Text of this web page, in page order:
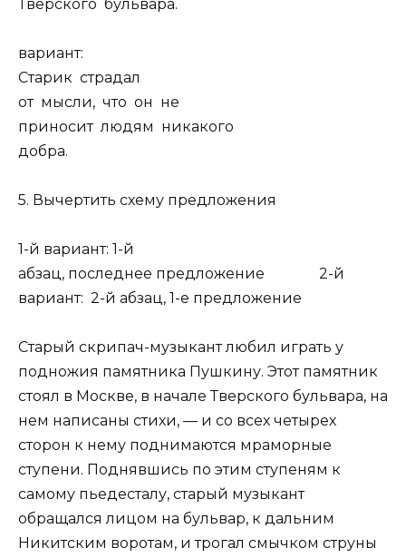
Тверского бульвара.
вариант:
Старик страдал
от мысли, что он не
приносит людям никакого
добра.
5. Вычертить схему предложения
1-й вариант: 1-й
абзац, последнее предложение 2-й
вариант: 2-й абзац, 1-е предложение
Старый скрипач-музыкант любил играть у
подножия памятника Пушкину. Этот памятник
стоял в Москве, в начале Тверского бульвара, на
нем написаны стихи, — и со всех четырех
сторон к нему поднимаются мраморные
ступени. Поднявшись по этим ступеням к
самому пьедесталу, старый музыкант
обращался лицом на бульвар, к дальним
Никитским воротам, и трогал смычком струны